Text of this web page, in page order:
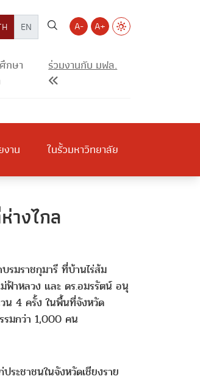
EN A- A+
กษา
ร่วมงานกับ มฟล.
าน ในรั้วมหาวิทยาลัย
างไกล
รมราชกุมารี ที่บ้านไร่ส้ม
ฟ้าหลวง และ ดร.อมรรัตน์ อนุ
น 4 ครั้ง ในพื้นที่จังหวัด
รมกว่า 1,000 คน
ะชาชนในจังหวัดเชียงราย